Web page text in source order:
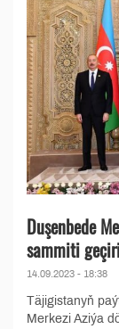
Duşenbede
sammiti
14.09.2023 - 18:38
Täjigistanyň
Merkezi Aziýa